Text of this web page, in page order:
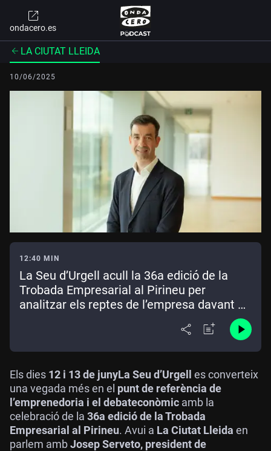
ondacero.es
LA CIUTAT LLEIDA
10/06/2025
12:40 MIN
La Seu d’Urgell acull la 36a edició de la
Trobada Empresarial al Pirineu per
analitzar els reptes de l’empresa davant el
Els dies 12 i 13 de junyLa Seu d’Urgell
es converteix
una vegada més en el punt de referència de
l’emprenedoria i el debateconòmic amb la
celebració de la 36a edició de la Trobada
Empresarial al Pirineu. Avui a La Ciutat Lleida en
parlem ambJosep Serveto, president de